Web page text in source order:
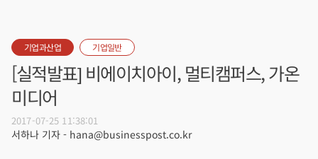
기업과산업 기업일반
[실적발표] 비에이치아이, 멀티캠퍼스, 가온
미디어
2017-07-25 11:38:01
서하나 기자 - hana@businesspost.co.kr